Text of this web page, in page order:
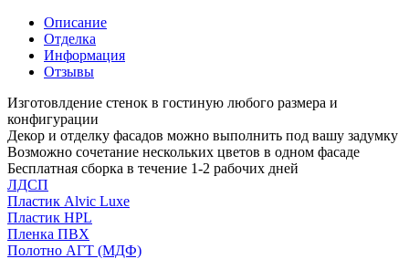
Описание
Отделка
Информация
Отзывы
Изготовлдение стенок в гостиную любого размера и
конфигурации
Декор и отделку фасадов можно выполнить под вашу задумку
Возможно сочетание нескольких цветов в одном фасаде
Бесплатная сборка в течение 1-2 рабочих дней
ЛДСП
Пластик Alvic Luxe
Пластик HPL
Пленка ПВХ
Полотно АГТ (МДФ)